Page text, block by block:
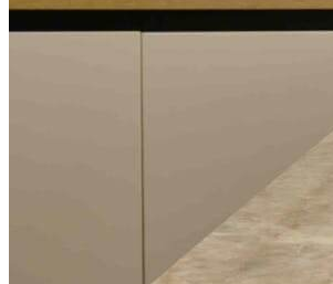
Echipa noastră îți răspunde în 24h
Ai dubii la tipul de piatră potrivit proiectului
Personalul calificat vă va ajuta să faceți cea
perspectiva raportului preț-calitate, dar și a